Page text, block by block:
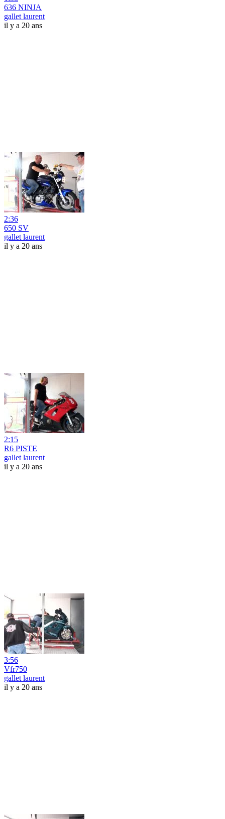
636 NINJA
gallet laurent
il y a 20 ans
2:36
650 SV
gallet laurent
il y a 20 ans
2:15
R6 PISTE
gallet laurent
il y a 20 ans
3:56
Vfr750
gallet laurent
il y a 20 ans